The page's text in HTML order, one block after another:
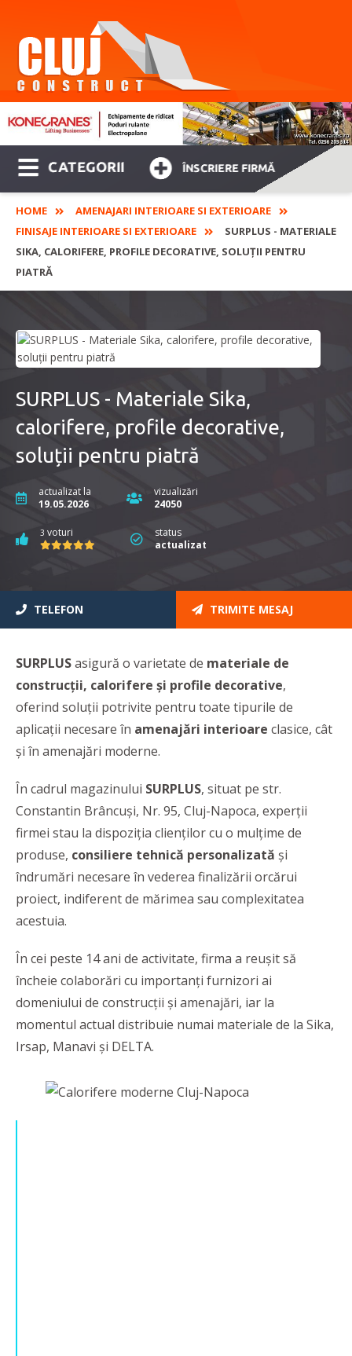
CATEGORII ÎNSCRIERE FIRMĂ
HOME
AMENAJARI INTERIOARE SI EXTERIOARE
FINISAJE INTERIOARE SI EXTERIOARE
SURPLUS - MATERIALE
SIKA, CALORIFERE, PROFILE DECORATIVE, SOLUȚII PENTRU
PIATRĂ
SURPLUS - Materiale Sika,
calorifere, profile decorative,
soluții pentru piatră
actualizat la
19.05.2026
vizualizări
24050
3 voturi
status
actualizat
TELEFON TRIMITE MESAJ
SURPLUSasigură o varietate de materiale de
construcții, calorifere și profile decorative,
oferind soluții potrivite pentru toate tipurile de
aplicații necesare în amenajări interioare clasice, cât
și în amenajări moderne.
În cadrul magazinului SURPLUS, situat pe str.
Constantin Brâncuși, Nr. 95, Cluj-Napoca, experții
firmei stau la dispoziția clienților cu o mulțime de
produse, consiliere tehnică personalizată și
îndrumări necesare în vederea finalizării orcărui
proiect, indiferent de mărimea sau complexitatea
acestuia.
În cei peste 14 ani de activitate, firma a reuşit să
încheie colaborări cu importanţi furnizori ai
domeniului de construcţii şi amenajări, iar la
momentul actual distribuie numai materiale de la Sika,
Irsap, Manavi şi DELTA.